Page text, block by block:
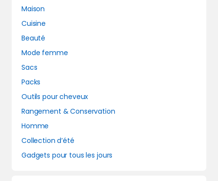
Maison
Cuisine
Beauté
Mode femme
Sacs
Packs
Outils pour cheveux
Rangement & Conservation
Homme
Collection d’été
Gadgets pour tous les jours